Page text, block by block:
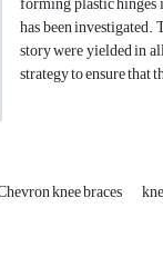
has been
story were yielded in
strategy to ensure that
knee braces